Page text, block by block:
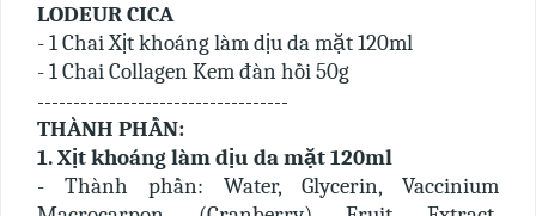
LODEUR CICA
- 1 Chai Xịt khoáng làm dịu da mặt 120ml
- 1 Chai Collagen Kem đàn hồi 50g
-----------------------------------
THÀNH PHẦN:
1. Xịt khoáng làm dịu da mặt 120ml
- Thành phần: Water, Glycerin, Vaccinium